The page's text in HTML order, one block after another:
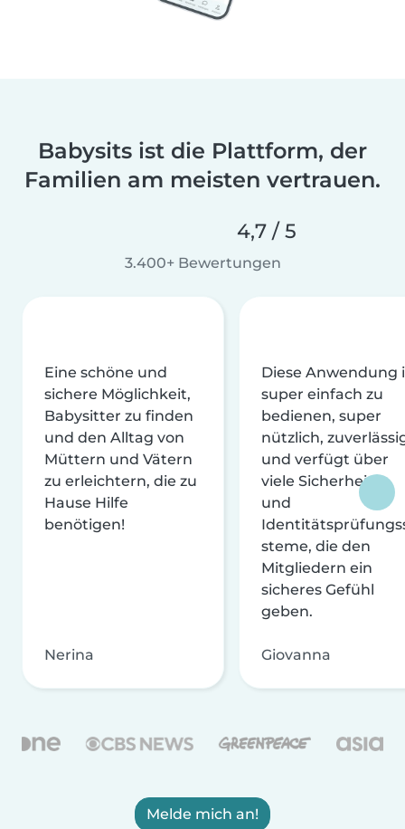
Babysits ist die Plattform, der
Familien am meisten vertrauen.
4,7 / 5
3.400+ Bewertungen
Eine schöne und
sichere Möglichkeit,
Babysitter zu finden
und den Alltag von
Müttern und Vätern
zu erleichtern, die zu
Hause Hilfe
benötigen!
Nerina
Diese Anwendung
super einfach zu
bedienen, super
nützlich,
und verfügt über
viele Sicherheits-
und
steme, die den
Mitgliedern ein
sicheres Gefühl
geben.
Giovanna
Melde mich an!